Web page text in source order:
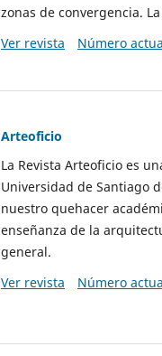
zonas de convergencia.
Ver revista
Número
Arteoficio
La Revista Arteoficio es
Universidad de Santiago
nuestro quehacer
enseñanza de la
general.
Ver revista
Número